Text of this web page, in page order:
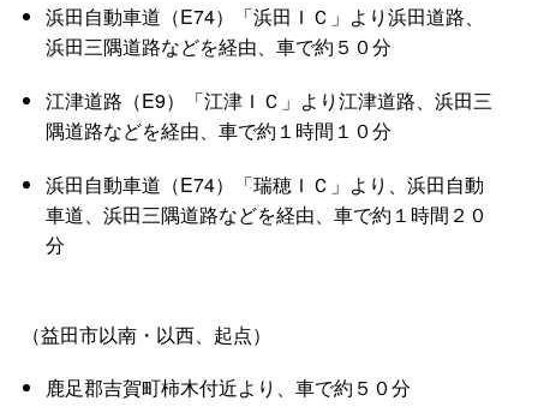
浜田自動車道（E74）「浜田ＩＣ」より浜田道路、
浜田三隅道路などを経由、車で約５０分
江津道路（E9）「江津ＩＣ」より江津道路、浜田三
隅道路などを経由、車で約１時間１０分
浜田自動車道（E74）「瑞穂ＩＣ」より、浜田自動
車道、浜田三隅道路などを経由、車で約１時間２０
分
（益田市以南・以西、起点）
鹿足郡吉賀町柿木付近より、車で約５０分